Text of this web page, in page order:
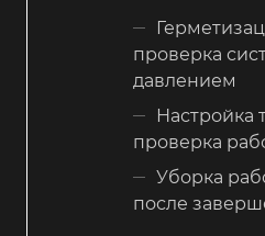
проверка
давлением
Настройка
проверка
Уборка
после